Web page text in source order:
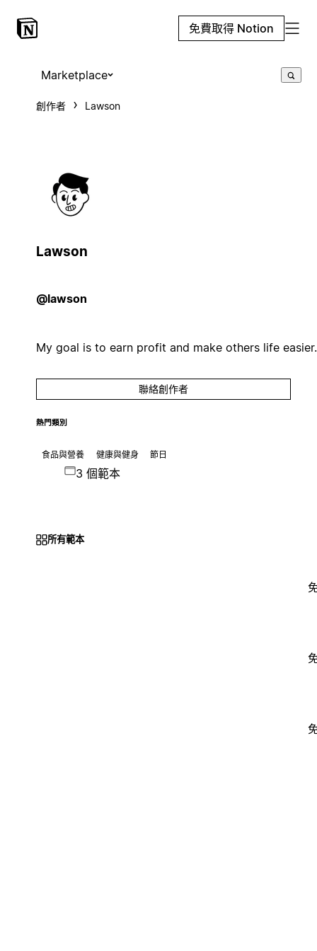
免費取得 Notion
Marketplace
創作者 Lawson
Lawson
@lawson
My goal is to earn profit and make others life easier.
聯絡創作者
熱門類別
食品與營養 健康與健身 節日
3 個範本
所有範本